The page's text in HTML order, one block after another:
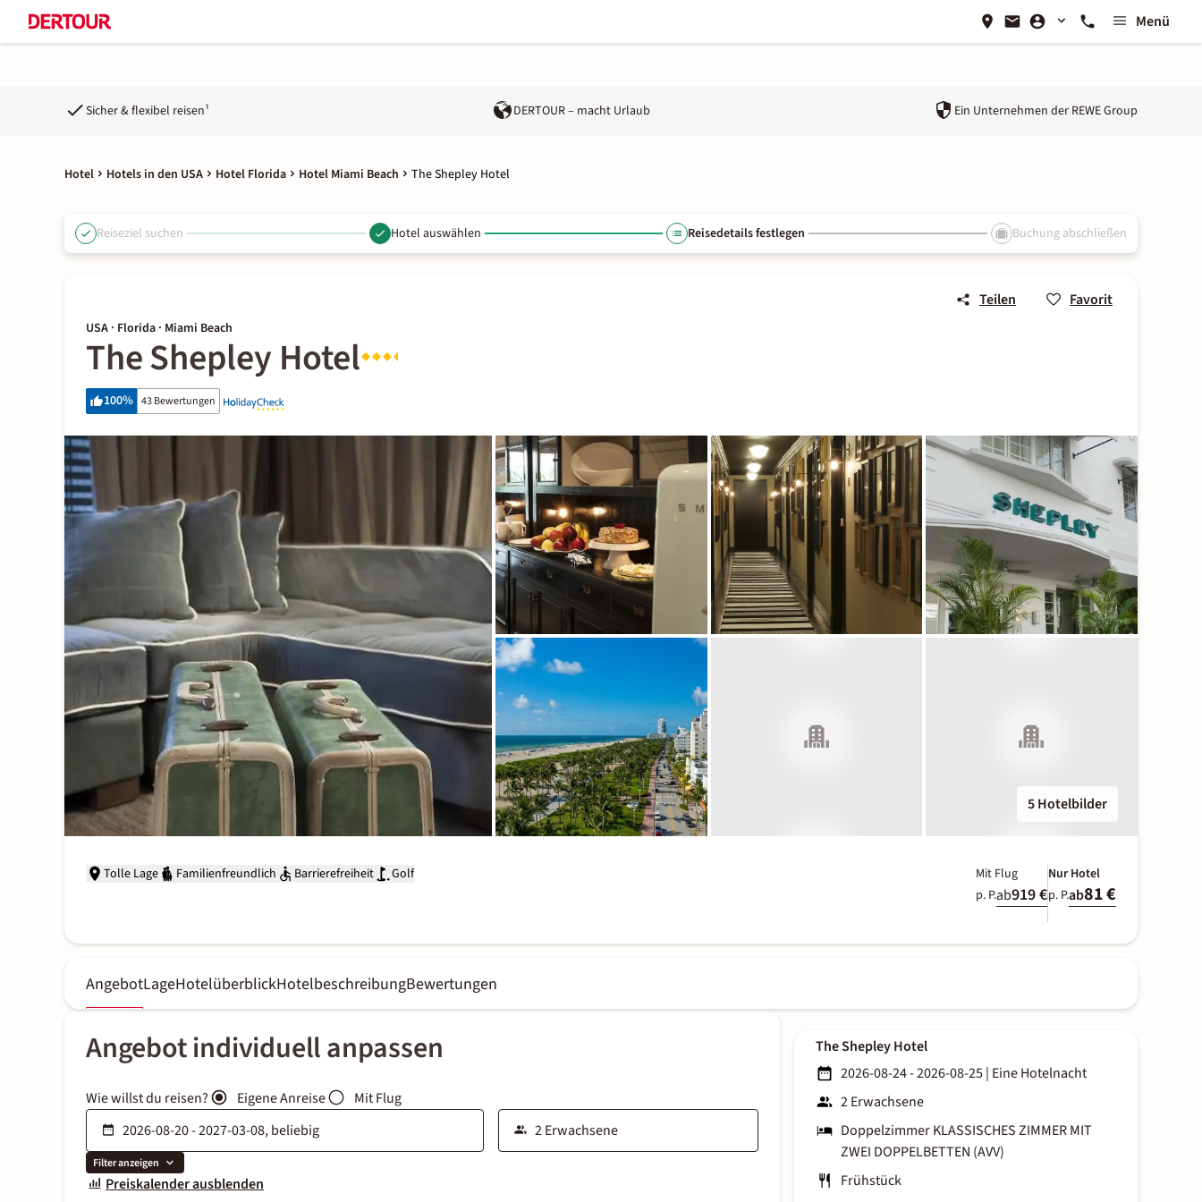
Menü
Sicher & flexibel reisen¹ DERTOUR – macht Urlaub Ein Unternehmen der REWE Group
Hotel Hotels in den USA Hotel Florida Hotel Miami Beach The Shepley Hotel
Reiseziel suchen Hotel auswählen Reisedetails festlegen Buchung abschließen
Teilen Favorit
USA · Florida · Miami Beach
The Shepley Hotel
100% 43 Bewertungen
5 Hotelbilder
Tolle Lage Familienfreundlich Barrierefreiheit Golf
Mit Flug
p. P.ab919 €
Nur Hotel
p. P.ab81 €
AngebotLageHotelüberblickHotelbeschreibungBewertungen
Angebot individuell anpassen
Wie willst du reisen? Eigene Anreise Mit Flug
Filter anzeigen
Preiskalender ausblenden
The Shepley Hotel
2026-08-24 - 2026-08-25| Eine Hotelnacht
2 Erwachsene
Doppelzimmer KLASSISCHES ZIMMER MIT
ZWEI DOPPELBETTEN (AVV)
Frühstück